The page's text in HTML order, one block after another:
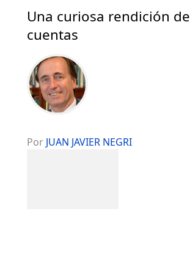
Una curiosa rendición de
cuentas
Por JUAN JAVIER NEGRI